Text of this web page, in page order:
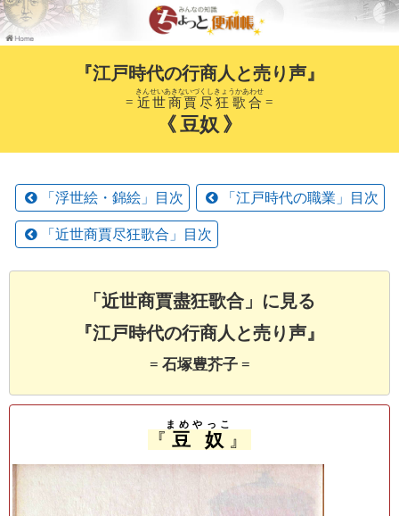
『江戸時代の行商人と売り声』
= 近世商賈尽
きんせいあきないづくし
狂歌合
きょうかあわせ
=
《 豆奴 》
「浮世絵・錦絵」目次 「江戸時代の職業」目次
「近世商賈尽狂歌合」目次
「近世商賈盡狂歌合」に見る
『江戸時代の行商人と売り声』
= 石塚豊芥子 =
『 豆奴
まめやっこ
』